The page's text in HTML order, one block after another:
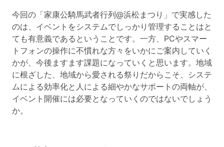
今回の「家康公騎馬武者行列@浜松まつり」で実感した
のは、イベントをシステムでしっかり管理することはと
ても有意義であるということです。一方、PCやスマー
トフォンの操作に不慣れな方々​​をいかにご案内していく
かが、今後ますます課題になっていくと思います。地域
に根ざした、地域から愛される祭りだからこそ、システ
ムによる効率化と人による細やかなサポートの両軸が、
イベント開催には必要となっていくのではないでしょう
か。